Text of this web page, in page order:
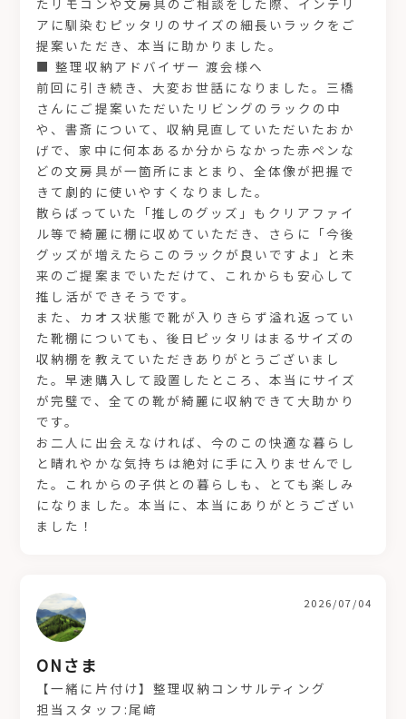
たリモコンや文房具のご相談をした際、インテリ
アに馴染むピッタリのサイズの細長いラックをご
提案いただき、本当に助かりました。
■ 整理収納アドバイザー 渡会様へ
前回に引き続き、大変お世話になりました。三橋
さんにご提案いただいたリビングのラックの中
や、書斎について、収納見直していただいたおか
げで、家中に何本あるか分からなかった赤ペンな
どの文房具が一箇所にまとまり、全体像が把握で
きて劇的に使いやすくなりました。
散らばっていた「推しのグッズ」もクリアファイ
ル等で綺麗に棚に収めていただき、さらに「今後
グッズが増えたらこのラックが良いですよ」と未
来のご提案までいただけて、これからも安心して
推し活ができそうです。
また、カオス状態で靴が入りきらず溢れ返ってい
た靴棚についても、後日ピッタリはまるサイズの
収納棚を教えていただきありがとうございまし
た。早速購入して設置したところ、本当にサイズ
が完璧で、全ての靴が綺麗に収納できて大助かり
です。
お二人に出会えなければ、今のこの快適な暮らし
と晴れやかな気持ちは絶対に手に入りませんでし
た。これからの子供との暮らしも、とても楽しみ
になりました。本当に、本当にありがとうござい
ました！
ONさま
2026/07/04
【一緒に片付け】整理収納コンサルティング
担当スタッフ:尾﨑